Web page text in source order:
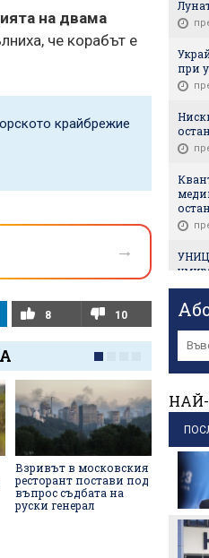
на двама
че корабът е
крайбрежие
→
8 10
Взривът в московския
ресторант постави под
въпрос съдбата на
руски генерал
Удар с
край
в
при
За
СО
Русия